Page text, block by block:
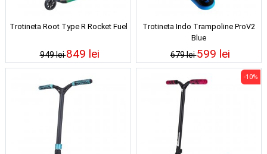
Trotineta Root Type R Rocket Fuel
949 lei849 lei
Trotineta Indo Trampoline ProV2
Blue
679 lei599 lei
-10%